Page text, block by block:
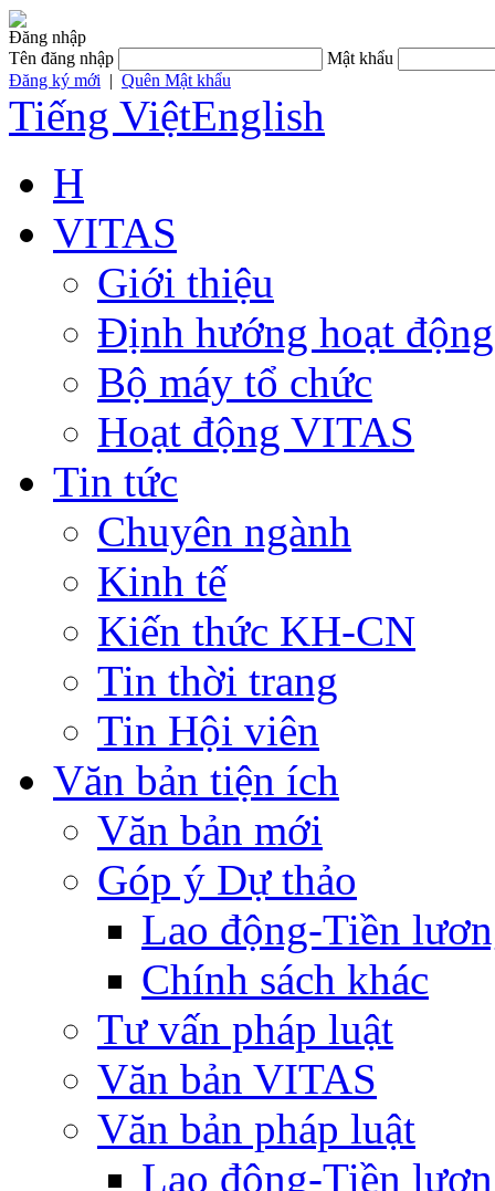
Đăng nhập
Tên đăng nhập
Mật khẩu
Đăng ký mới | Quên Mật khẩu
Tiếng ViệtEnglish
H
VITAS
Giới thiệu
Định hướng hoạt động
Bộ máy tổ chức
Hoạt động VITAS
Tin tức
Chuyên ngành
Kinh tế
Kiến thức KH-CN
Tin thời trang
Tin Hội viên
Văn bản tiện ích
Văn bản mới
Góp ý Dự thảo
Lao động-Tiền
Chính sách khác
Tư vấn pháp luật
Văn bản VITAS
Văn bản pháp luật
Lao động-Tiền